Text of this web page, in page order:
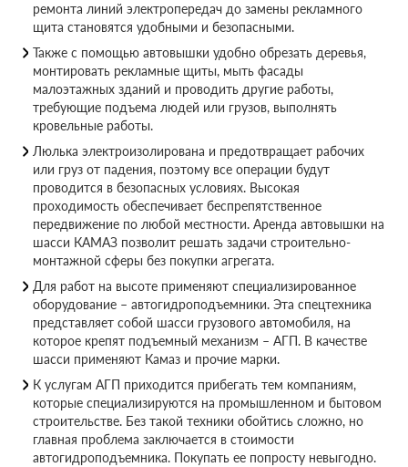
ремонта линий электропередач до замены рекламного
щита становятся удобными и безопасными.
Также с помощью автовышки удобно обрезать деревья,
монтировать рекламные щиты, мыть фасады
малоэтажных зданий и проводить другие работы,
требующие подъема людей или грузов, выполнять
кровельные работы.
Люлька электроизолирована и предотвращает рабочих
или груз от падения, поэтому все операции будут
проводится в безопасных условиях. Высокая
проходимость обеспечивает беспрепятственное
передвижение по любой местности. Аренда автовышки на
шасси КАМАЗ позволит решать задачи строительно-
монтажной сферы без покупки агрегата.
Для работ на высоте применяют специализированное
оборудование – автогидроподъемники. Эта спецтехника
представляет собой шасси грузового автомобиля, на
которое крепят подъемный механизм – АГП. В качестве
шасси применяют Камаз и прочие марки.
К услугам АГП приходится прибегать тем компаниям,
которые специализируются на промышленном и бытовом
строительстве. Без такой техники обойтись сложно, но
главная проблема заключается в стоимости
автогидроподъемника. Покупать ее попросту невыгодно.